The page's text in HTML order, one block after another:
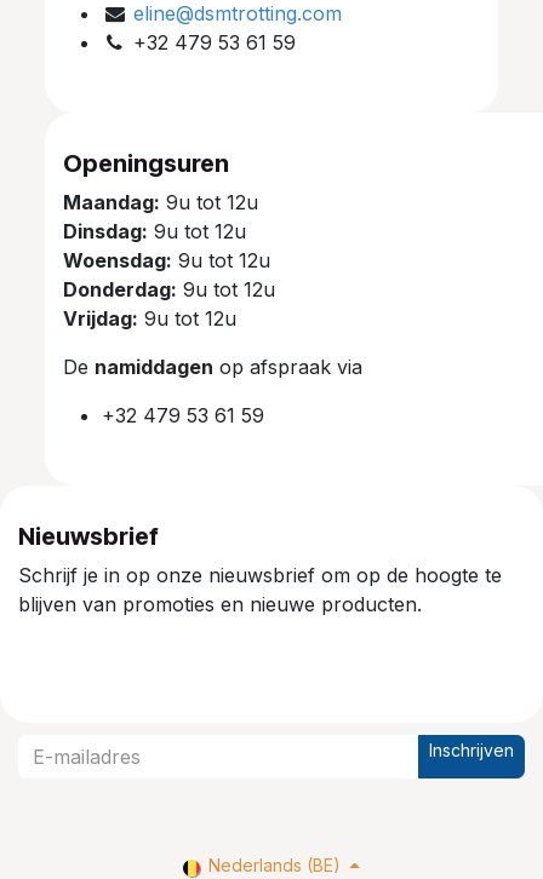
eline@dsmtrotting.com
+32 479 53 61 59
Openingsuren
Maandag: 9u tot 12u
Dinsdag: 9u tot 12u
Woensdag: 9u tot 12u
Donderdag: 9u tot 12u
Vrijdag: 9u tot 12u
De namiddagen op afspraak via
+32 479 53 61 59
Nieuwsbrief
Schrijf je in op onze nieuwsbrief om op de hoogte te
blijven van promoties en nieuwe producten.
Inschrijven
Nederlands (BE)